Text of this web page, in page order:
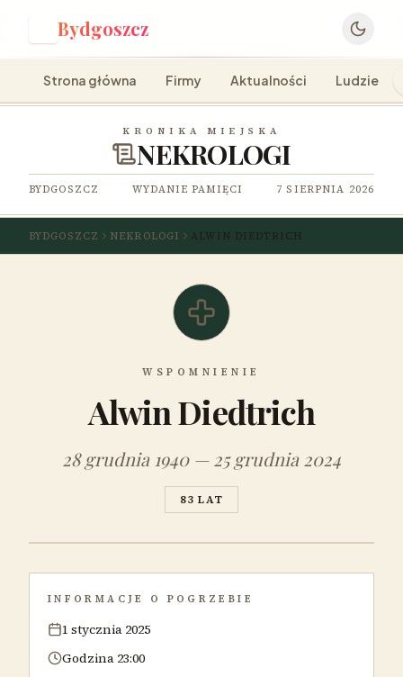
Bydgoszcz
Strona główna Firmy Aktualności Ludzie
KRONIKA MIEJSKA
NEKROLOGI
BYDGOSZCZ WYDANIE PAMIĘCI 7 SIERPNIA 2026
BYDGOSZCZ NEKROLOGI ALWIN DIEDTRICH
WSPOMNIENIE
Alwin Diedtrich
28 grudnia 1940 — 25 grudnia 2024
83 LAT
INFORMACJE O POGRZEBIE
1 stycznia 2025
Godzina 23:00